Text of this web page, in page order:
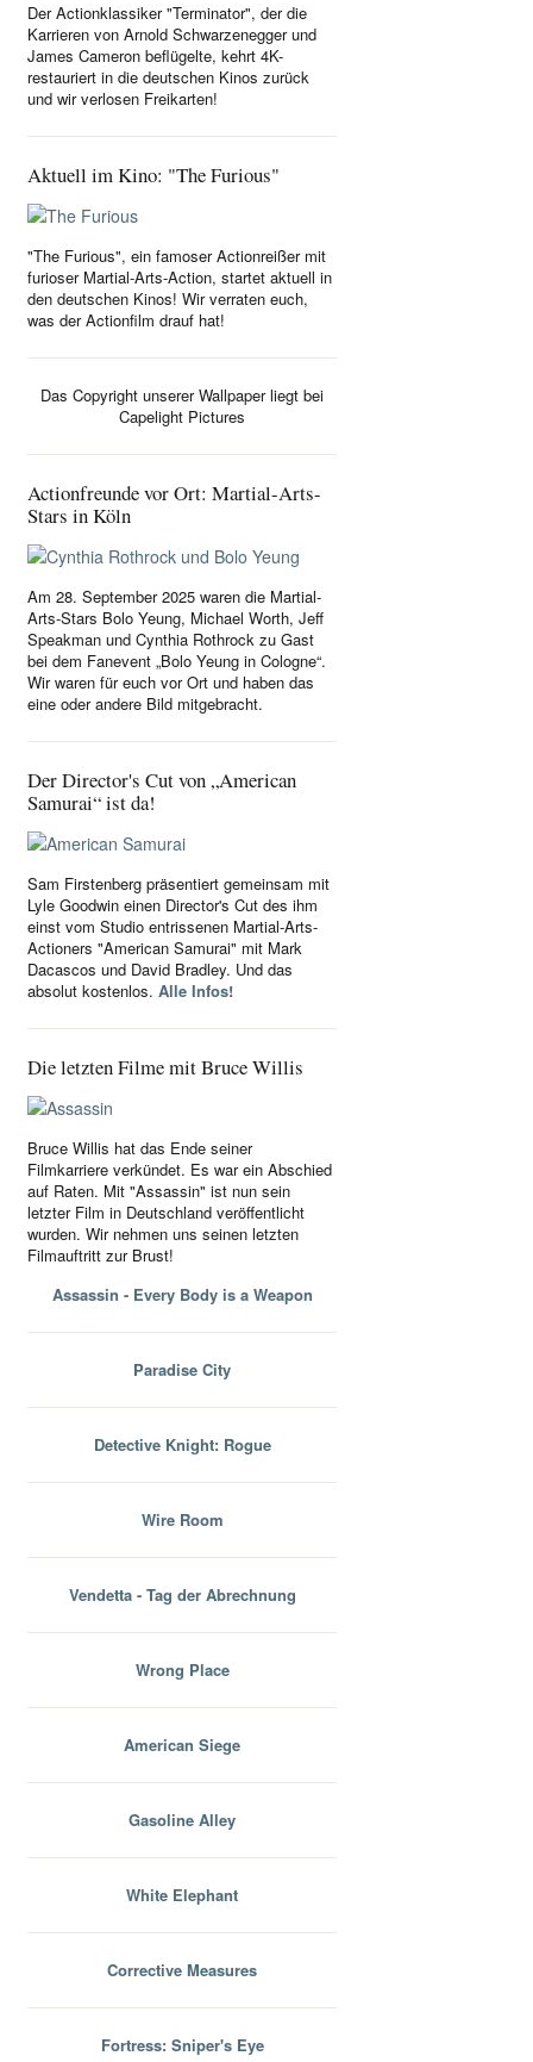
Der Actionklassiker "Terminator", der die
Karrieren von Arnold Schwarzenegger und
James Cameron beflügelte, kehrt 4K-
restauriert in die deutschen Kinos zurück
und wir verlosen Freikarten!
Aktuell im Kino: "The Furious"
"The Furious", ein famoser Actionreißer mit
furioser Martial-Arts-Action, startet aktuell in
den deutschen Kinos! Wir verraten euch,
was der Actionfilm drauf hat!
Das Copyright unserer Wallpaper liegt bei
Capelight Pictures
Actionfreunde vor Ort: Martial-Arts-
Stars in Köln
Am 28. September 2025 waren die Martial-
Arts-Stars Bolo Yeung, Michael Worth, Jeff
Speakman und Cynthia Rothrock zu Gast
bei dem Fanevent „Bolo Yeung in Cologne“.
Wir waren für euch vor Ort und haben das
eine oder andere Bild mitgebracht.
Der Director's Cut von „American
Samurai“ ist da!
Sam Firstenberg präsentiert gemeinsam mit
Lyle Goodwin einen Director's Cut des ihm
einst vom Studio entrissenen Martial-Arts-
Actioners "American Samurai" mit Mark
Dacascos und David Bradley. Und das
absolut kostenlos. Alle Infos!
Die letzten Filme mit Bruce Willis
Bruce Willis hat das Ende seiner
Filmkarriere verkündet. Es war ein Abschied
auf Raten. Mit "Assassin" ist nun sein
letzter Film in Deutschland veröffentlicht
wurden. Wir nehmen uns seinen letzten
Filmauftritt zur Brust!
Assassin - Every Body is a Weapon
Paradise City
Detective Knight: Rogue
Wire Room
Vendetta - Tag der Abrechnung
Wrong Place
American Siege
Gasoline Alley
White Elephant
Corrective Measures
Fortress: Sniper's Eye